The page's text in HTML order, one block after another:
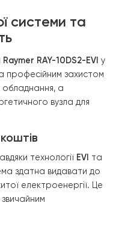
та
та безперебійної
будинку площею 100